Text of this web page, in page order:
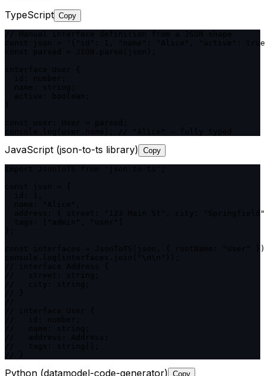
TypeScript Copy
const json = '{"id": 1, "name": "Alice", "active":
JavaScript (json-to-ts library) Copy
address: { street: "123 Main St", city:
const interfaces = JsonToTS(json, { rootName: "User"
Python (datamodel-code-generator) Copy